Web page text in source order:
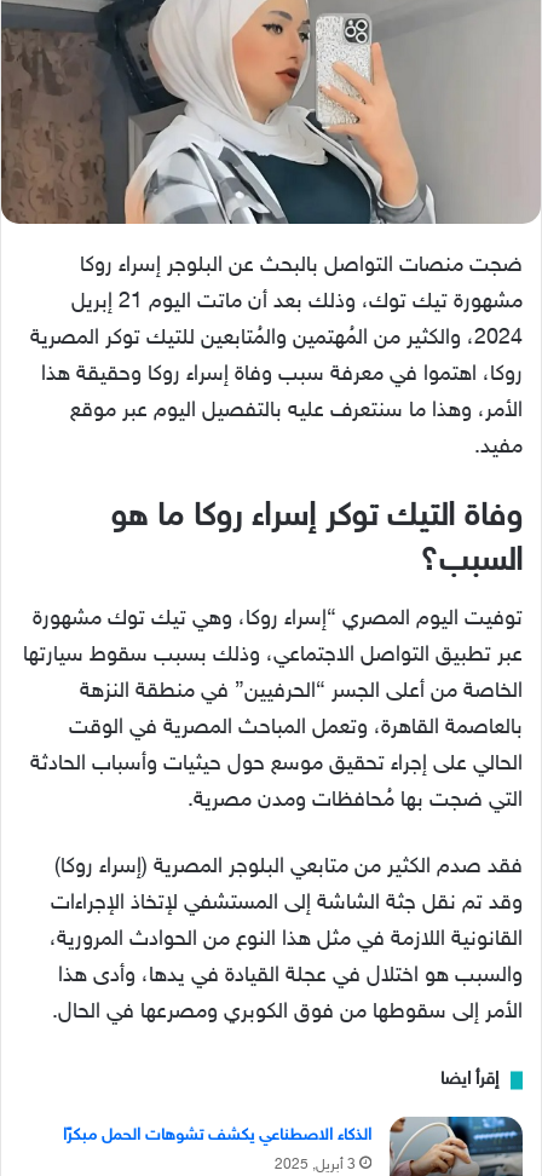
ضجت منصات التواصل بالبحث عن البلوجر إسراء روكا
مشهورة تيك توك، وذلك بعد أن ماتت اليوم 21 إبريل
2024، والكثير من المُهتمين والمُتابعين للتيك توكر المصرية
روكا، اهتموا في معرفة سبب وفاة إسراء روكا وحقيقة هذا
الأمر، وهذا ما سنتعرف عليه بالتفصيل اليوم عبر موقع
مفيد.
وفاة التيك توكر إسراء روكا ما هو
السبب؟
توفيت اليوم المصري “إسراء روكا، وهي تيك توك مشهورة
عبر تطبيق التواصل الاجتماعي، وذلك بسبب سقوط سيارتها
الخاصة من أعلى الجسر “الحرفيين” في منطقة النزهة
بالعاصمة القاهرة، وتعمل المباحث المصرية في الوقت
الحالي على إجراء تحقيق موسع حول حيثيات وأسباب الحادثة
التي ضجت بها مُحافظات ومدن مصرية.
فقد صدم الكثير من متابعي البلوجر المصرية (إسراء روكا)
وقد تم نقل جثة الشاشة إلى المستشفي لإتخاذ الإجراءات
القانونية اللازمة في مثل هذا النوع من الحوادث المرورية،
والسبب هو اختلال في عجلة القيادة في يدها، وأدى هذا
الأمر إلى سقوطها من فوق الكوبري ومصرعها في الحال.
إقرأ ايضا
الذكاء الاصطناعي يكشف تشوهات الحمل مبكرًا
3 أبريل, 2025